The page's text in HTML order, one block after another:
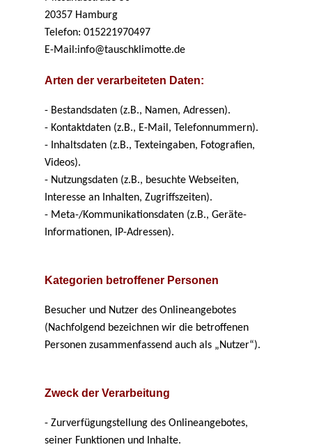
20357 Hamburg
Telefon: 015221970497
E-Mail:info@tauschklimotte.de
Arten der verarbeiteten Daten:
- Bestandsdaten (z.B., Namen, Adressen).
- Kontaktdaten (z.B., E-Mail, Telefonnummern).
- Inhaltsdaten (z.B., Texteingaben, Fotografien,
Videos).
- Nutzungsdaten (z.B., besuchte Webseiten,
Interesse an Inhalten, Zugriffszeiten).
- Meta-/Kommunikationsdaten (z.B., Geräte-
Informationen, IP-Adressen).
Kategorien betroffener Personen
Besucher und Nutzer des Onlineangebotes
(Nachfolgend bezeichnen wir die betroffenen
Personen zusammenfassend auch als „Nutzer“).
Zweck der Verarbeitung
- Zurverfügungstellung des Onlineangebotes,
seiner Funktionen und Inhalte.